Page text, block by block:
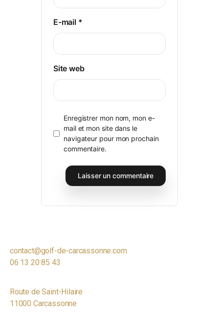
E-mail *
Site web
Enregistrer mon nom, mon e-
mail et mon site dans le
navigateur pour mon prochain
commentaire.
contact@golf-de-carcassonne.com
06 13 20 85 43
Route de Saint-Hilaire
11000 Carcassonne